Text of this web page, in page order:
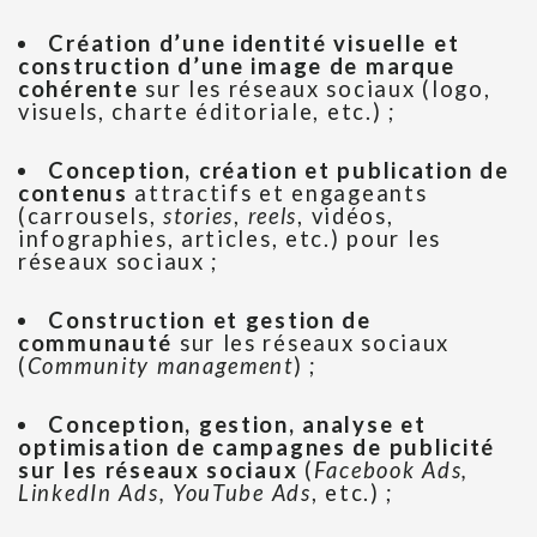
Création d’une identité visuelle et
construction d’une image de marque
cohérente sur les réseaux sociaux (logo,
visuels, charte éditoriale, etc.) ;
Conception, création et publication de
contenus attractifs et engageants
(carrousels,stories, reels, vidéos,
infographies, articles, etc.) pour les
réseaux sociaux ;
Construction et gestion de
communauté sur les réseaux sociaux
(Community management) ;
Conception, gestion, analyse et
optimisation de campagnes de publicité
sur les réseaux sociaux (Facebook Ads,
LinkedIn Ads, YouTube Ads, etc.) ;